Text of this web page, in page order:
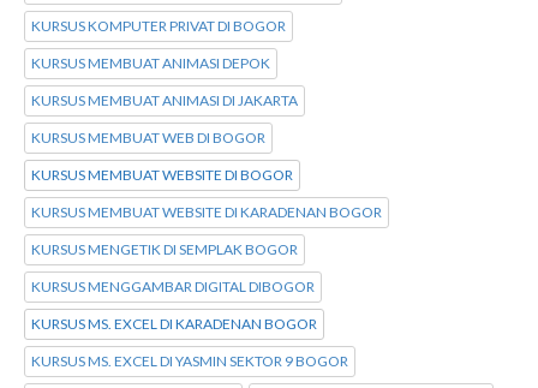
KURSUS KOMPUTER PRIVAT DI BOGOR
KURSUS MEMBUAT ANIMASI DEPOK
KURSUS MEMBUAT ANIMASI DI JAKARTA
KURSUS MEMBUAT WEB DI BOGOR
KURSUS MEMBUAT WEBSITE DI BOGOR
KURSUS MEMBUAT WEBSITE DI KARADENAN BOGOR
KURSUS MENGETIK DI SEMPLAK BOGOR
KURSUS MENGGAMBAR DIGITAL DIBOGOR
KURSUS MS. EXCEL DI KARADENAN BOGOR
KURSUS MS. EXCEL DI YASMIN SEKTOR 9 BOGOR